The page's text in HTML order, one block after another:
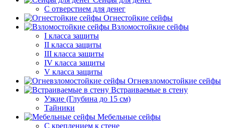
С отверстием для денег
Огнестойкие сейфы
Взломостойкие сейфы
I класса защиты
II класса защиты
III класса защиты
IV класса защиты
V класса защиты
Огневзломостойкие сейфы
Встраиваемые в стену
Узкие (Глубина до 15 см)
Тайники
Мебельные сейфы
С креплением к стене